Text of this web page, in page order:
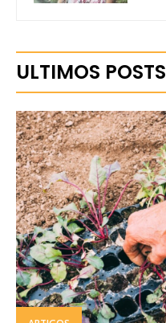
ULTIMOS POSTS